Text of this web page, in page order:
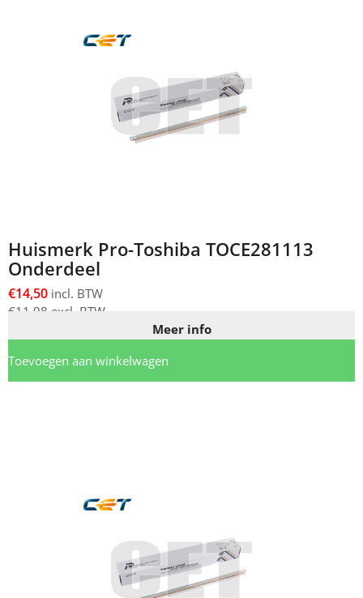
Huismerk Pro-Toshiba TOCE281113
Onderdeel
€14,50 incl. BTW
€11,98 excl. BTW
Meer info
Toevoegen aan winkelwagen